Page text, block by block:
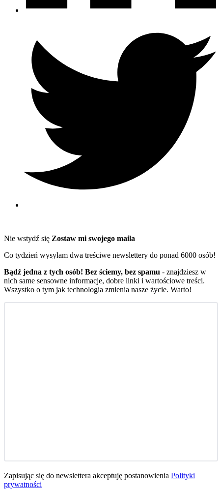
Nie wstydź się Zostaw mi swojego maila
Co tydzień wysyłam dwa treściwe newslettery do ponad 6000 osób!
Bądź jedna z tych osób! Bez ściemy, bez spamu - znajdziesz w
nich same sensowne informacje, dobre linki i wartościowe treści.
Wszystko o tym jak technologia zmienia nasze życie. Warto!
Zapisując się do newslettera akceptuję postanowienia Polityki
prywatności